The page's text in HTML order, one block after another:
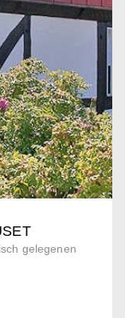
gelegenen